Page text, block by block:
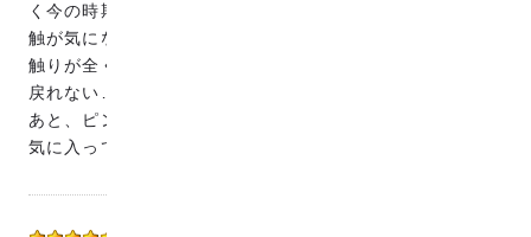
く今の時期、汗を拭くのに使うと繊維が肌に付くような感
触が気になっていましたが、こちらのハンカチを使って肌
触りが全く違っていて驚きました。もう普通のタオルには
戻れない…！
あと、ピンクとグリーンのほんのりくすみカラーもとても
気に入っています。とても素敵な商品です！！